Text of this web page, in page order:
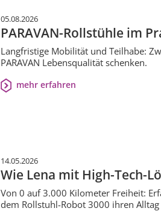
05.08.2026
PARAVAN-Rollstühle im
Langfristige Mobilität und Teilhabe:
PARAVAN Lebensqualität schenken.
mehr erfahren
14.05.2026
Wie Lena mit High-Tech-
Von 0 auf 3.000 Kilometer Freiheit:
dem Rollstuhl-Robot 3000 ihren